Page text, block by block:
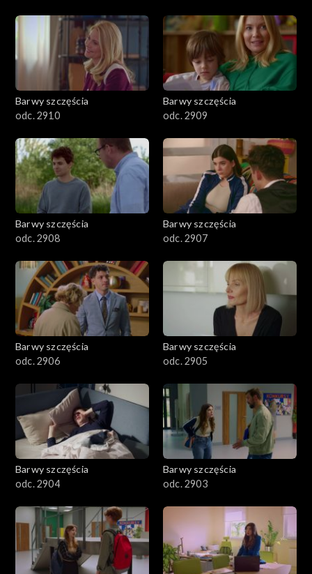
Barwy szczęścia
odc. 2910
Barwy szczęścia
odc. 2909
Barwy szczęścia
odc. 2908
Barwy szczęścia
odc. 2907
Barwy szczęścia
odc. 2906
Barwy szczęścia
odc. 2905
Barwy szczęścia
odc. 2904
Barwy szczęścia
odc. 2903